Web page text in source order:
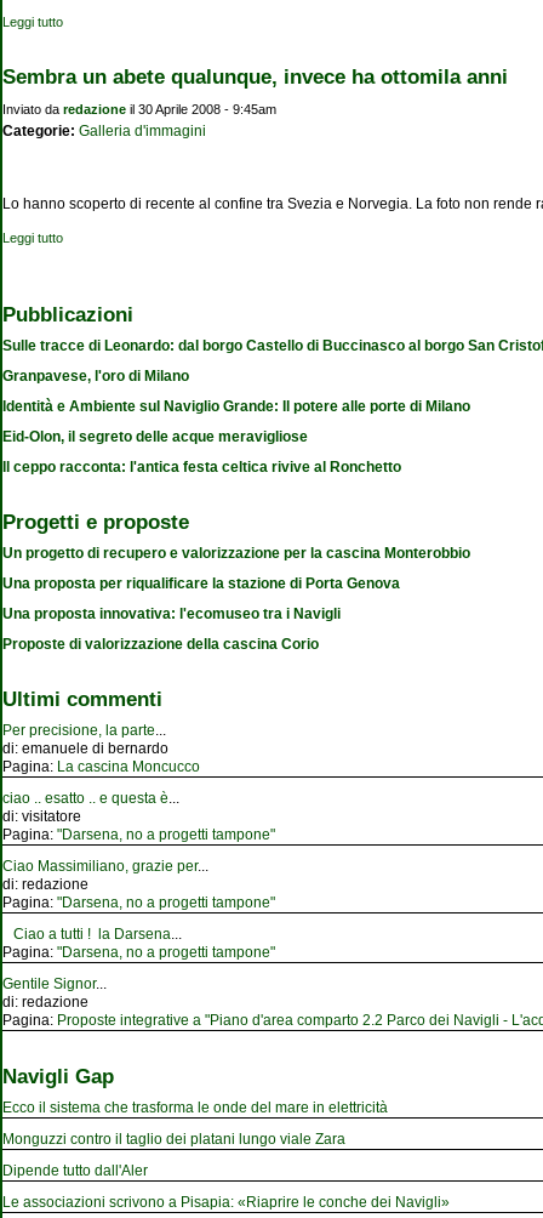
Leggi tutto
Sembra un abete qualunque, invece ha ottomila anni
Inviato da redazione il 30 Aprile 2008 - 9:45am
Categorie: Galleria d'immagini
Lo hanno scoperto di recente al confine tra Svezia e Norvegia. La foto non
Leggi tutto
Pubblicazioni
Sulle tracce di Leonardo: dal borgo Castello di Buccinasco al borgo San
Granpavese, l'oro di Milano
Identità e Ambiente sul Naviglio Grande: Il potere alle porte di Milano
Eid-Olon, il segreto delle acque meravigliose
Il ceppo racconta: l'antica festa celtica rivive al Ronchetto
Progetti e proposte
Un progetto di recupero e valorizzazione per la cascina Monterobbio
Una proposta per riqualificare la stazione di Porta Genova
Una proposta innovativa: l'ecomuseo tra i Navigli
Proposte di valorizzazione della cascina Corio
Ultimi commenti
Per precisione, la parte
di: emanuele di bernardo
Pagina: La cascina Moncucco
ciao .. esatto .. e questa è
di: visitatore
Pagina: "Darsena, no a progetti tampone"
Ciao Massimiliano, grazie per...
di: redazione
Pagina: "Darsena, no a progetti tampone"
Ciao a tutti ! la Darsena
Pagina: "Darsena, no a progetti tampone"
Gentile Signor...
di: redazione
Pagina: Proposte integrative a "Piano d'area comparto 2.2 Parco dei Navigli -
Navigli Gap
Ecco il sistema che trasforma le onde del mare in elettricità
Monguzzi contro il taglio dei platani lungo viale Zara
Dipende tutto dall'Aler
Le associazioni scrivono a Pisapia: «Riaprire le conche dei Navigli»